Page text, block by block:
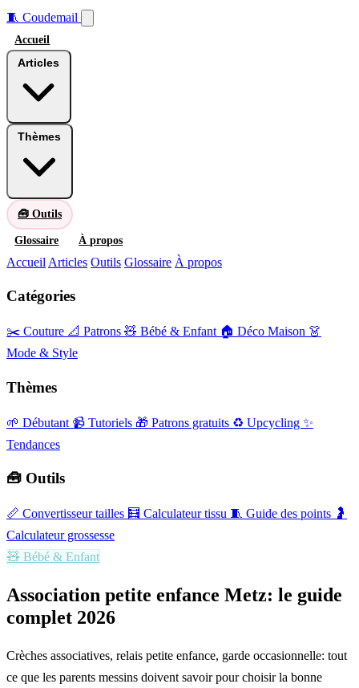
🧵 Coudemail
Accueil
🧰 Outils
Glossaire À propos
Accueil Articles Outils Glossaire À propos
Catégories
✂️ Couture 📐 Patrons 🧸 Bébé & Enfant 🏠 Déco Maison 👗
Mode & Style
Thèmes
🌱 Débutant 📹 Tutoriels 🎁 Patrons gratuits ♻️ Upcycling ✨
Tendances
🧰 Outils
📏 Convertisseur tailles 🧮 Calculateur tissu 🧵 Guide des points 🤰
Calculateur grossesse
🧸 Bébé & Enfant
Association petite enfance Metz: le guide
complet 2026
Crèches associatives, relais petite enfance, garde occasionnelle: tout
ce que les parents messins doivent savoir pour choisir la bonne